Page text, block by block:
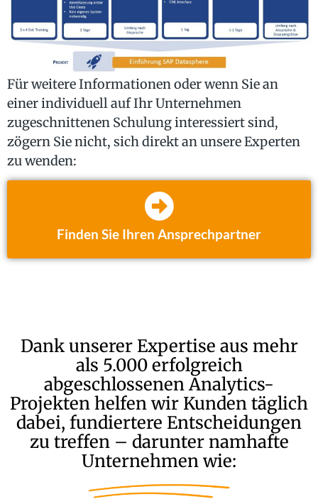
Für weitere Informationen oder wenn Sie an
einer individuell auf Ihr Unternehmen
zugeschnittenen Schulung interessiert sind,
zögern Sie nicht, sich direkt an unsere Experten
zu wenden:
Finden Sie Ihren Ansprechpartner
Dank unserer Expertise aus mehr
als 5.000 erfolgreich
abgeschlossenen Analytics-
Projekten helfen wir Kunden täglich
dabei, fundiertere Entscheidungen
zu treffen – darunter namhafte
Unternehmen wie: